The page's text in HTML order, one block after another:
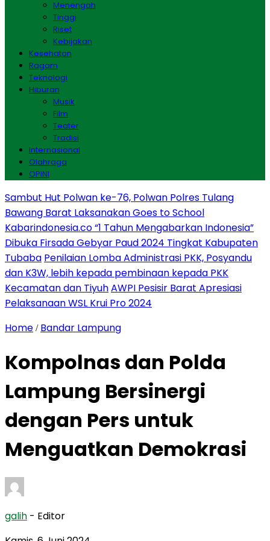
Menengah
Tinggi
Riset
Kebijakan
Kesehatan
Ragam
Teknologi
Hiburan
Musik
Film
Teater
Tradisi
Internasional
Olahraga
OPINI
Sambut Hut Polwan ke-76, Polwan Polres Tulang
Bawang Barat Laksanakan Goes to School
Kabarindonesia.co “1 Tahun Mengabarkan Indonesia”
Dibuka Firsada Gebyar Paud 2024 Tingkat Kabupaten
Tubaba Penilaian Lomba Administrasi PKK, Posyandu
dan K3W, lebih kepada pembinaan kepada PKK
Kecamatan dan TiyuhAWPI Pesisir Barat Apresiasi
Pelaksanaan WSL Krui Pro 2024
Home / Bandar Lampung
Kompolnas dan Polda
Lampung Bersinergi
dengan Pers untuk
Menguatkan Demokrasi
galih - Editor